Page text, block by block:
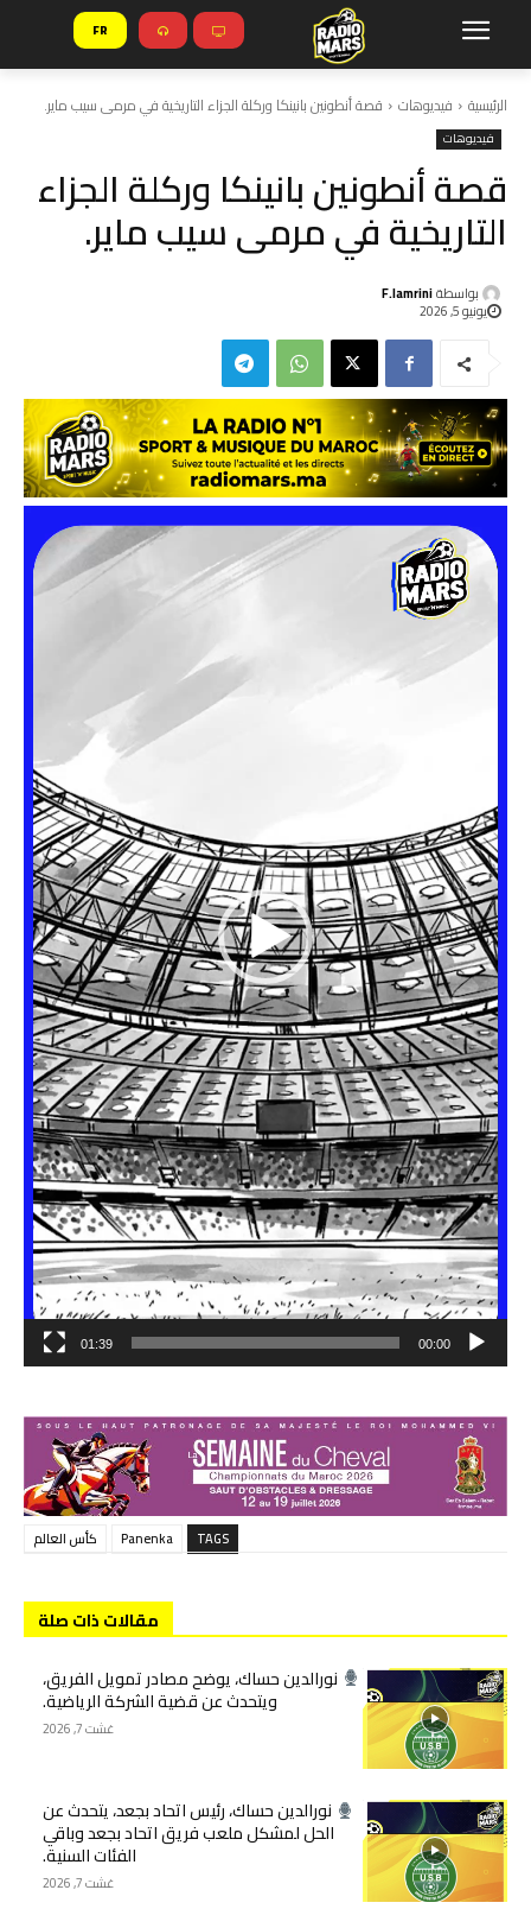
FR
الرئيسية فيديوهات قصة أنطونين بانينكا وركلة الجزاء التاريخية في مرمى سيب ماير.
فيديوهات
قصة أنطونين بانينكا وركلة الجزاء
التاريخية في مرمى سيب ماير.
بواسطةF.lamrini
يونيو 5, 2026
00:00
01:39
TAGS
Panenka كأس العالم
مقالات ذات صلة
نورالدين حساك، يوضح مصادر تمويل الفريق،
ويتحدث عن قضية الشركة الرياضية.
غشت 7, 2026
نورالدين حساك، رئيس اتحاد بجعد، يتحدث عن
الحل لمشكل ملعب فريق اتحاد بجعد وباقي
الفئات السنية.
غشت 7, 2026